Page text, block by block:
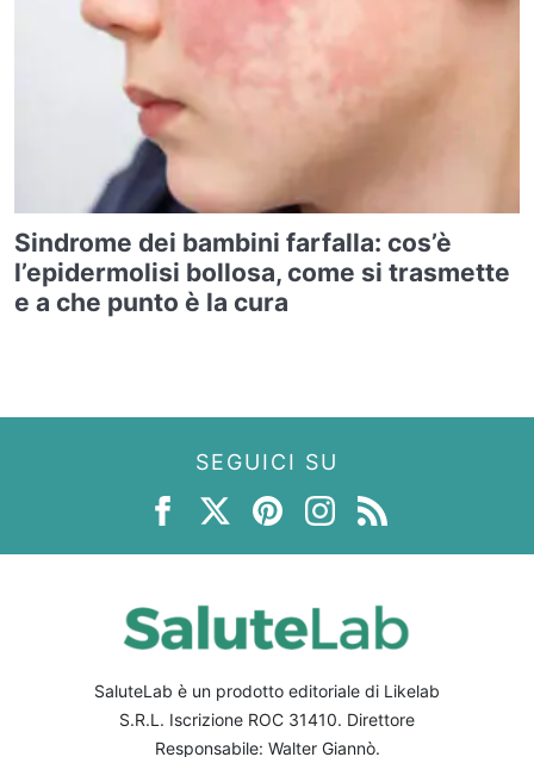
Sindrome dei bambini farfalla: cos’è
l’epidermolisi bollosa, come si trasmette
e a che punto è la cura
SEGUICI SU
SaluteLab è un prodotto editoriale di Likelab
S.R.L. Iscrizione ROC 31410. Direttore
Responsabile: Walter Giannò.